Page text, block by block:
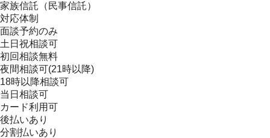
家族信託（民事信託）
対応体制
面談予約のみ
土日祝相談可
初回相談無料
夜間相談可(21時以降)
18時以降相談可
当日相談可
カード利用可
後払いあり
分割払いあり